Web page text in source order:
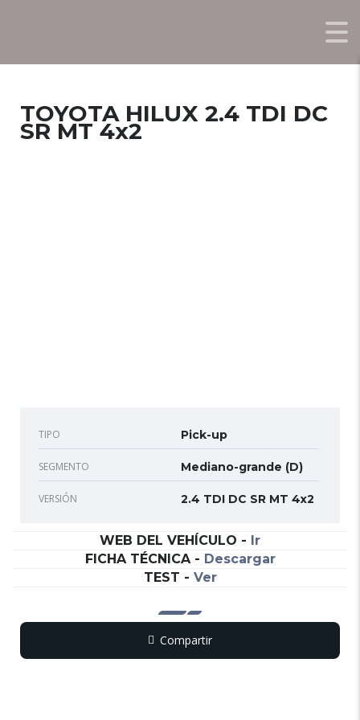
TOYOTA HILUX 2.4 TDI DC
SR MT 4x2
TIPO Pick-up
SEGMENTO Mediano-grande (D)
VERSIÓN 2.4 TDI DC SR MT 4x2
WEB DEL VEHÍCULO - Ir
FICHA TÉCNICA- Descargar
TEST - Ver
Compartir
CopyWhatsApp
Messenger
Email
Print